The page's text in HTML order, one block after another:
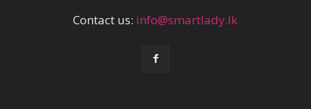
Contact us: info@smartlady.lk